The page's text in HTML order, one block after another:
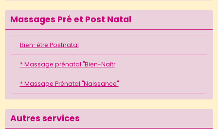
Massages Pré et Post Natal
Bien-être Postnatal
* Massage prénatal "Bien-Naîtr
* Massage Prénatal "Naissance"
Autres services